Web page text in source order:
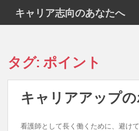
i
キャリア志向のあなたへ
タグ: ポイント
キャリアアップ
看護師として長く働くために、避け